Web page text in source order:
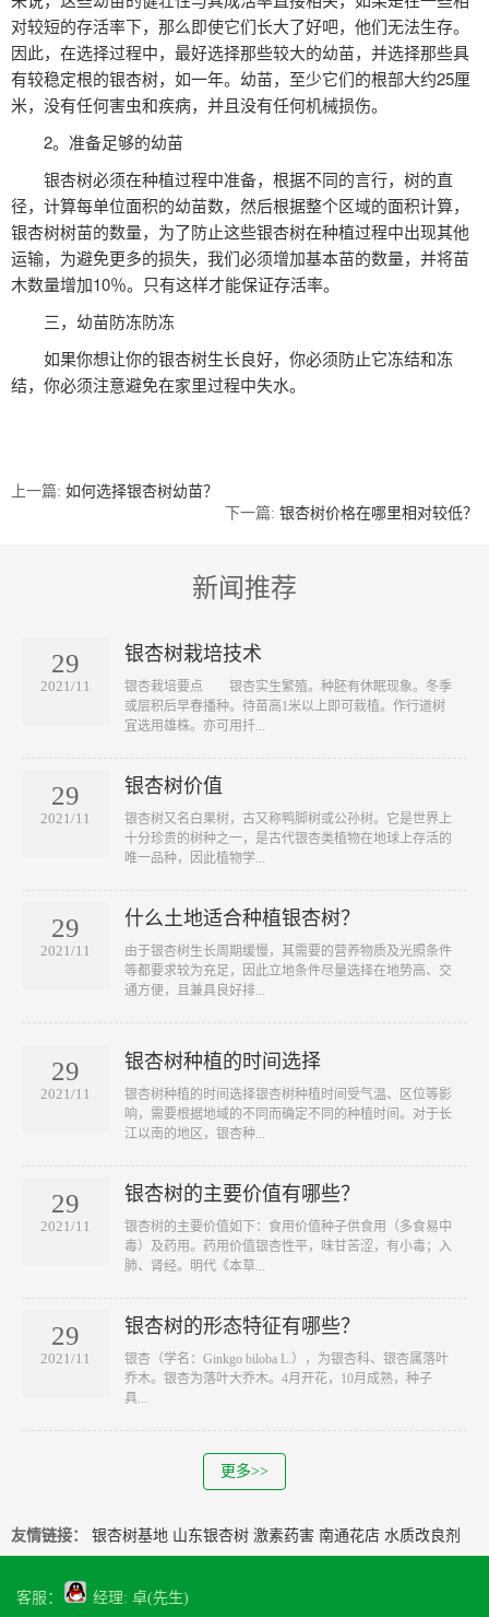
对较短的存活率下，那么即使它们长大了好吧，他们无法生存。
因此，在选择过程中，最好选择那些较大的幼苗，并选择那些具
有较稳定根的银杏树，如一年。幼苗，至少它们的根部大约25厘
米，没有任何害虫和疾病，并且没有任何机械损伤。
2。准备足够的幼苗
银杏树必须在种植过程中准备，根据不同的言行，树的直
径，计算每单位面积的幼苗数，然后根据整个区域的面积计算，
银杏树树苗的数量，为了防止这些银杏树在种植过程中出现其他
运输，为避免更多的损失，我们必须增加基本苗的数量，并将苗
木数量增加10％。只有这样才能保证存活率。
三，幼苗防冻防冻
如果你想让你的银杏树生长良好，你必须防止它冻结和冻
结，你必须注意避免在家里过程中失水。
上一篇: 如何选择银杏树幼苗？
下一篇: 银杏树价格在哪里相对较低？
新闻推荐
29
2021/11
银杏树栽培技术
​银杏栽培要点 银杏实生繁殖。种胚有休眠现象。冬季
或层积后早春播种。待苗高1米以上即可栽植。作行道树
宜选用雄株。亦可用扦...
29
2021/11
银杏树价值
​银杏树又名白果树，古又称鸭脚树或公孙树。它是世界上
十分珍贵的树种之一，是古代银杏类植物在地球上存活的
唯一品种，因此植物学...
29
2021/11
什么土地适合种植银杏树？
​由于银杏树生长周期缓慢，其需要的营养物质及光照条件
等都要求较为充足，因此立地条件尽量选择在地势高、交
通方便，且兼具良好排...
29
2021/11
银杏树种植的时间选择
银杏树种植的时间选择银杏树种植时间受气温、区位等影
响，需要根据地域的不同而确定不同的种植时间。对于长
江以南的地区，银杏种...
29
2021/11
银杏树的主要价值有哪些？
银杏树的主要价值如下：食用价值种子供食用（多食易中
毒）及药用。药用价值银杏性平，味甘苦涩，有小毒；入
肺、肾经。明代《本草...
29
2021/11
银杏树的形态特征有哪些？
银杏（学名：Ginkgo biloba L.），为银杏科、银杏属落叶
乔木。银杏为落叶大乔木。4月开花，10月成熟，种子
具...
更多>>
友情链接： 银杏树基地 山东银杏树 激素药害 南通花店 水质改良剂
客服： 经理: 卓(先生)